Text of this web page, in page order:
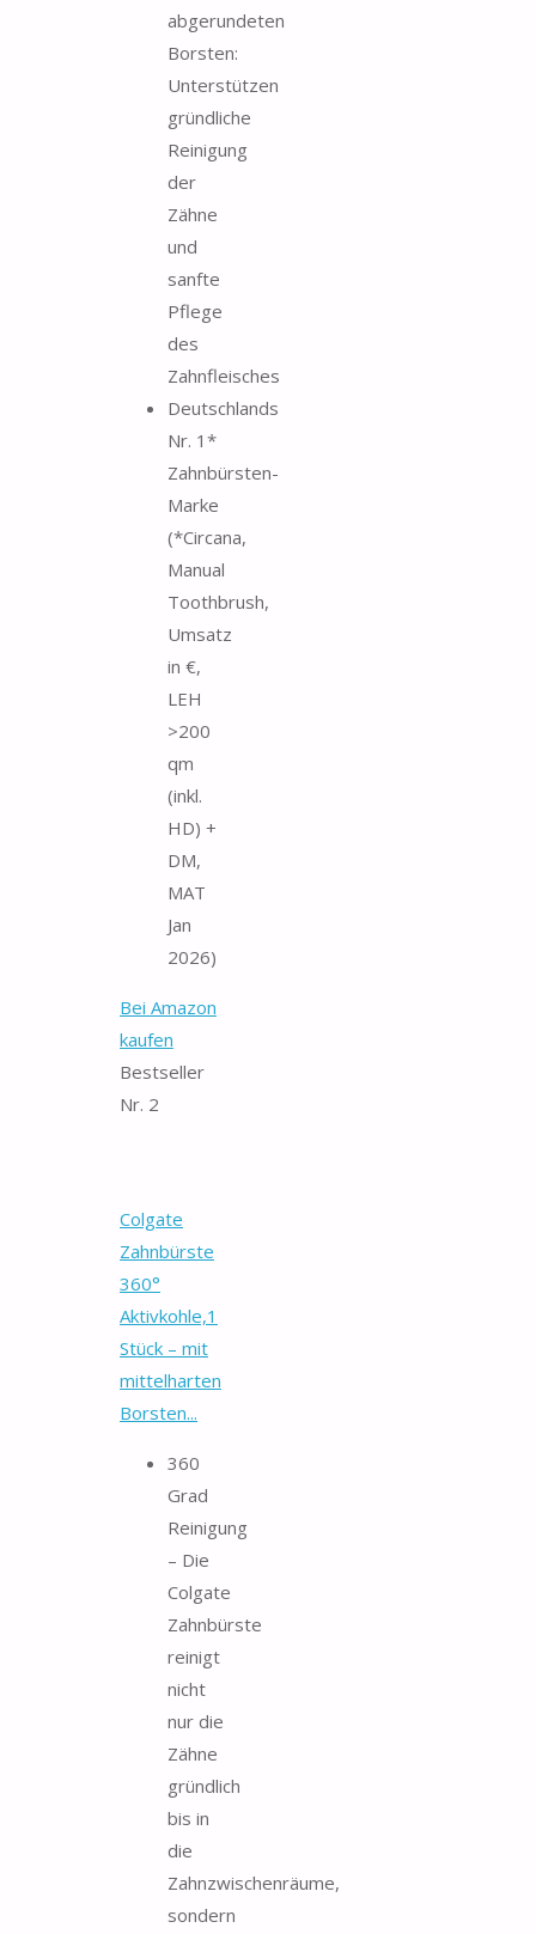
abgerundeten
Borsten:
Unterstützen
gründliche
Reinigung
der
Zähne
und
sanfte
Pflege
des
Zahnfleisches
Deutschlands
Nr. 1*
Zahnbürsten-
Marke
(*Circana,
Manual
Toothbrush,
Umsatz
in €,
LEH
>200
qm
(inkl.
HD) +
DM,
MAT
Jan
2026)
Bei Amazon
kaufen
Bestseller
Nr. 2
Colgate
Zahnbürste
360°
Aktivkohle,1
Stück – mit
mittelharten
Borsten...
360
Grad
Reinigung
– Die
Colgate
Zahnbürste
reinigt
nicht
nur die
Zähne
gründlich
bis in
die
Zahnzwischenräume,
sondern